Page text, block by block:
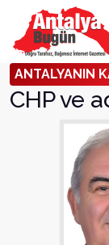
ANTALYANIN
CHP ve
Arama